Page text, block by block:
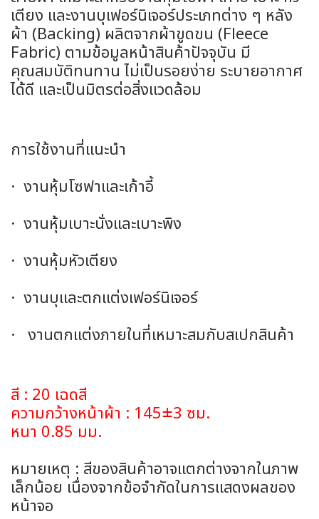
เตียง และงานบุเฟอร์นิเจอร์ประเภทต่าง ๆ หลัง
ผ้า (Backing) ผลิตจากผ้าขูดขน (Fleece
Fabric) ตามข้อมูลหน้าสินค้าปัจจุบัน มี
คุณสมบัติทนทาน ไม่เป็นรอยง่าย ระบายอากาศ
ได้ดี และเป็นมิตรต่อสิ่งแวดล้อม
การใช้งานที่แนะนำ
· งานหุ้มโซฟาและเก้าอี้
· งานหุ้มเบาะนั่งและเบาะพิง
· งานหุ้มหัวเตียง
· งานบุและตกแต่งเฟอร์นิเจอร์
· งานตกแต่งภายในที่เหมาะสมกับสเปกสินค้า
สี : 20 เฉดสี
ความกว้างหน้าผ้า : 145±3 ซม.
หนา 0.85 มม.
หมายเหตุ : สีของสินค้าอาจแตกต่างจากในภาพ
เล็กน้อย เนื่องจากข้อจำกัดในการแสดงผลของ
หน้าจอ